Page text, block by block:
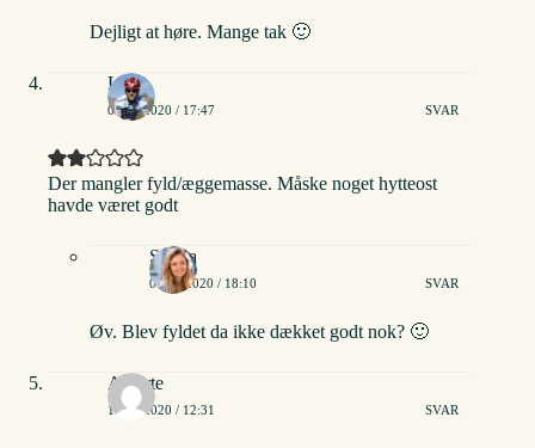
Dejligt at høre. Mange tak 🙂
Lars
09/01/2020 / 17:47 SVAR
Der mangler fyld/æggemasse. Måske noget hytteost
havde været godt
Stinna
09/01/2020 / 18:10 SVAR
Øv. Blev fyldet da ikke dækket godt nok? 🙂
Alberte
10/06/2020 / 12:31 SVAR